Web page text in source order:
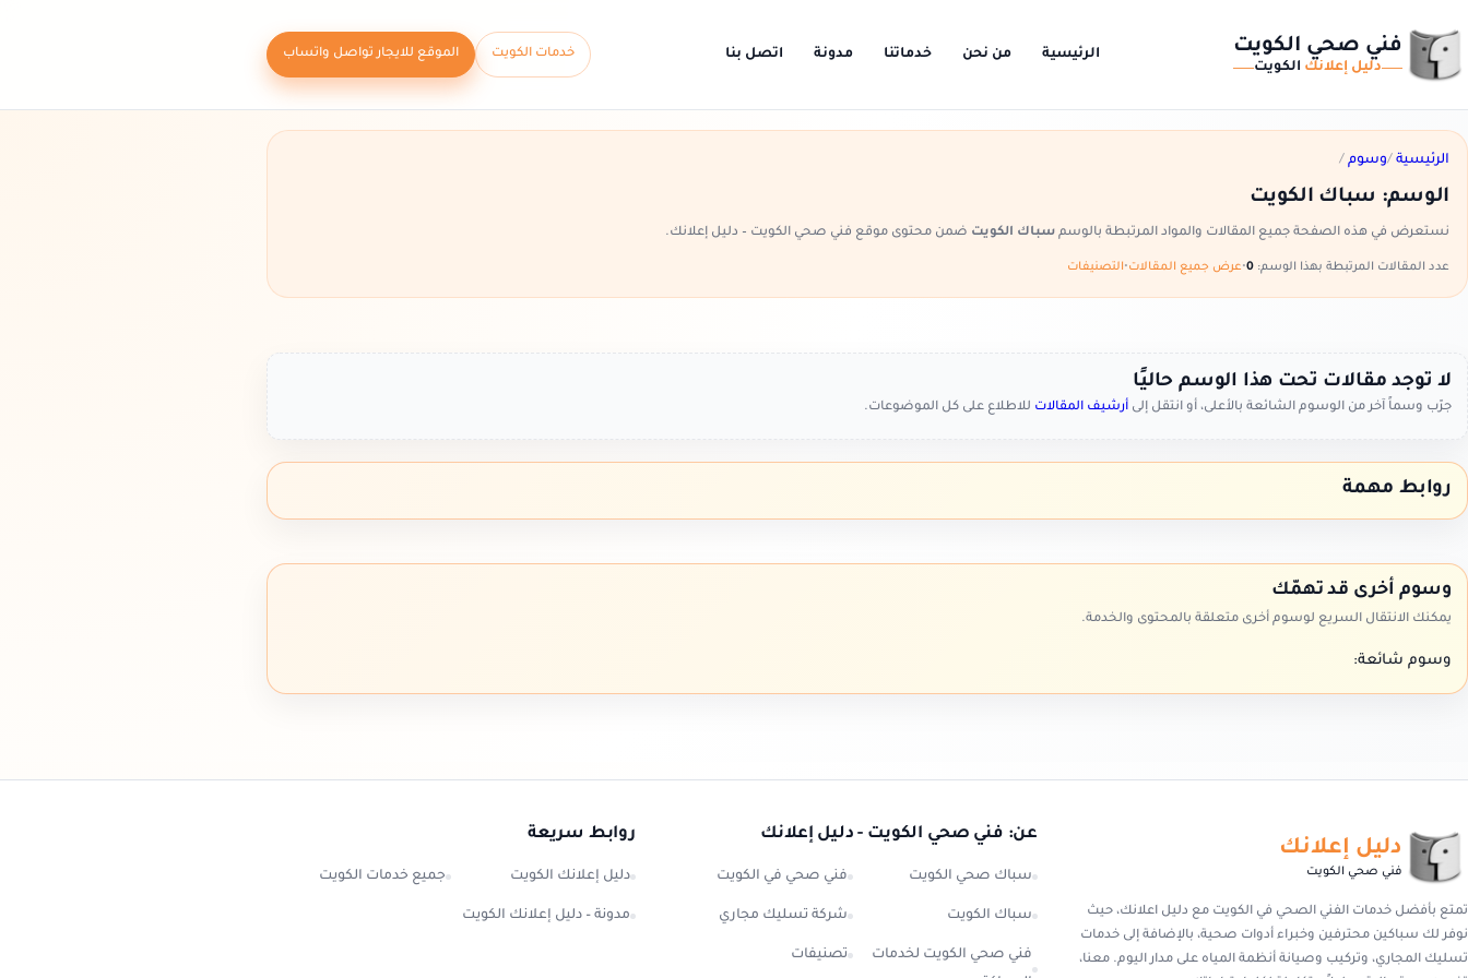
فني صحي الكويت
دليل إعلانك الكويت
الرئيسية من نحن خدماتنا مدونة اتصل بنا خدمات الكويت الموقع للايجار تواصل واتساب
الرئيسية /وسوم /
الوسم: سباك الكويت
نستعرض في هذه الصفحة جميع المقالات والمواد المرتبطة بالوسم سباك الكويت ضمن محتوى موقع فني صحي الكويت – دليل إعلانك.
عدد المقالات المرتبطة بهذا الوسم: •عرض جميع المقالات•التصنيفات
لا توجد مقالات تحت هذا الوسم حاليًا
جرّب وسماً آخر من الوسوم الشائعة بالأعلى، أو انتقل إلى أرشيف المقالات للاطلاع على كل الموضوعات.
روابط مهمة
وسوم أخرى قد تهمّك
يمكنك الانتقال السريع لوسوم أخرى متعلقة بالمحتوى والخدمة.
وسوم شائعة:
دليل إعلانك
فني صحي الكويت
تمتع بأفضل خدمات الفني الصحي في الكويت مع دليل اعلانك، حيث
نوفر لك سباكين محترفين وخبراء أدوات صحية، بالإضافة إلى خدمات
تسليك المجاري، وتركيب وصيانة أنظمة المياه على مدار اليوم. معنا،
عن: فني صحي الكويت - دليل إعلانك
سباك صحي الكويت فني صحي في الكويت
سباك الكويت شركة تسليك مجاري
فني صحي الكويت لخدمات
تصنيفات
روابط سريعة
دليل إعلانك الكويت جميع خدمات الكويت
مدونة – دليل إعلانك الكويت